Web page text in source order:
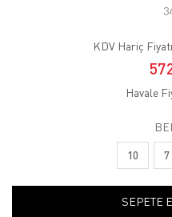
KDV Hariç
Havale
10 7
SEPETE